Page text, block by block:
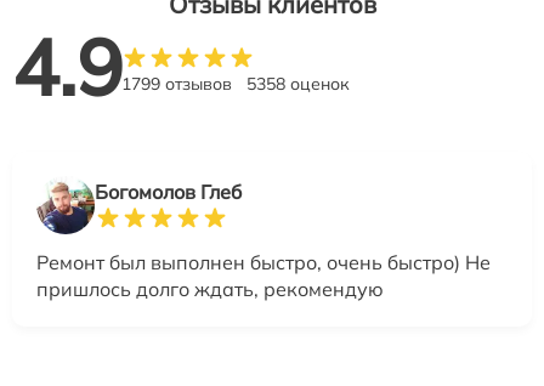
4.91799 отзывов 5358 оценок
Богомолов Глеб
Ремонт был выполнен быстро, очень быстро) Не
пришлось долго ждать, рекомендую